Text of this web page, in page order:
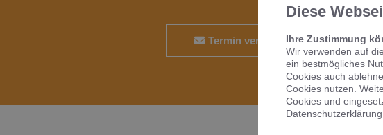
Termin vereinbaren
Diese
Ihre Zustimmung
Wir verwenden auf
ein bestmögliches
Cookies auch
Cookies nutzen.
Cookies und
Datenschutzerklärung